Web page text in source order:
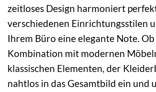
zeitloses Design harmoniert
verschiedenen Einrichtungsstilen
Ihrem Büro eine elegante Note.
Kombination mit modernen
klassischen Elementen, der
nahtlos in das Gesamtbild ein und